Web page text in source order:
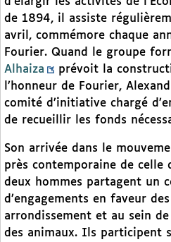
de 1894, il assiste
avril, commémore chaque
Fourier. Quand le groupe
Alhaiza
prévoit la
l’honneur de Fourier,
comité d’initiative chargé
de recueillir les fonds
Son arrivée dans le
près contemporaine de celle
deux hommes partagent un
d’engagements en faveur
arrondissement et au sein
des animaux. Ils participent